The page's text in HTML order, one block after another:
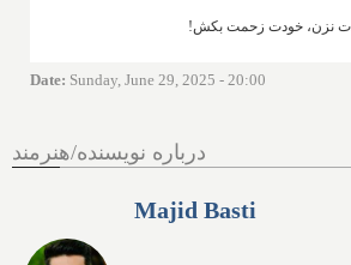
نزن، خودت زحمت بکش!
Date: Sunday, June 29, 2025 - 20:00
درباره نویسنده/هنرمند
Majid Basti